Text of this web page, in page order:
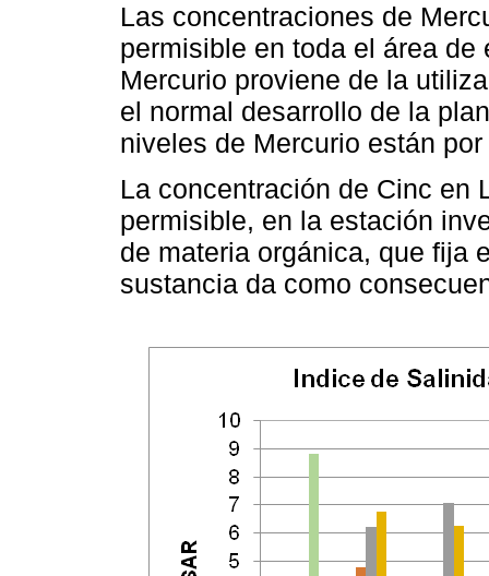
Las concentraciones de
permisible en toda el área
Mercurio proviene de la
el normal desarrollo de la
niveles de Mercurio están
La concentración de Cinc en
permisible, en la estación
de materia orgánica, que fija
sustancia da como